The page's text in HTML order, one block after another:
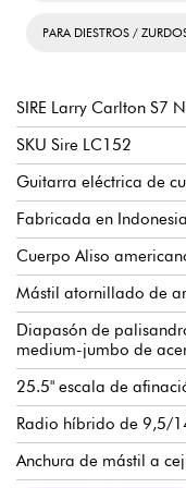
PARA DIESTROS /
SIRE Larry Carlton S7
SKU Sire LC152
Guitarra eléctrica de
Fabricada en Indonesia
Cuerpo Aliso
Mástil atornillado de
Diapasón de
medium-jumbo de
25.5" escala de
Radio híbrido de 9,5/
Anchura de mástil a